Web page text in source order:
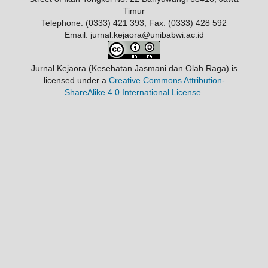
Timur
Telephone: (0333) 421 393, Fax: (0333) 428 592
Email: jurnal.kejaora@unibabwi.ac.id
Jurnal Kejaora (Kesehatan Jasmani dan Olah Raga) is
licensed under a Creative Commons Attribution-
ShareAlike 4.0 International License